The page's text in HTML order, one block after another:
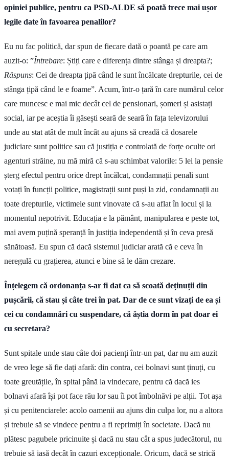
opiniei publice, pentru ca PSD-ALDE să poată trece mai ușor
legile date în favoarea penalilor?
Eu nu fac politică, dar spun de fiecare dată o poantă pe care am
auzit-o: ”Întrebare: Știți care e diferența dintre stânga și dreapta?;
Răspuns: Cei de dreapta țipă când le sunt încălcate drepturile, cei de
stânga țipă când le e foame”. Acum, într-o țară în care numărul celor
care muncesc e mai mic decât cel de pensionari, șomeri și asistați
social, iar pe aceștia îi găsești seară de seară în fața televizorului
unde au stat atât de mult încât au ajuns să creadă că dosarele
judiciare sunt politice sau că justiția e controlată de forțe oculte ori
agenturi străine, nu mă miră că s-au schimbat valorile: 5 lei la pensie
șterg efectul pentru orice drept încălcat, condamnații penali sunt
votați în funcții politice, magistrații sunt puși la zid, condamnații au
toate drepturile, victimele sunt vinovate că s-au aflat în locul și la
momentul nepotrivit. Educația e la pământ, manipularea e peste tot,
mai avem puțină speranță în justiția independentă și în ceva presă
sănătoasă. Eu spun că dacă sistemul judiciar arată că e ceva în
neregulă cu grațierea, atunci e bine să le dăm crezare.
Înțelegem că ordonanța s-ar fi dat ca să scoată deținuții din
pușcării, că stau și câte trei în pat. Dar de ce sunt vizați de ea și
cei cu condamnări cu suspendare, că ăștia dorm în pat doar ei
cu secretara?
Sunt spitale unde stau câte doi pacienți într-un pat, dar nu am auzit
de vreo lege să fie dați afară: din contra, cei bolnavi sunt ținuți, cu
toate greutățile, în spital până la vindecare, pentru că dacă ies
bolnavi afară își pot face rău lor sau îi pot îmbolnăvi pe alții. Tot așa
și cu penitenciarele: acolo oamenii au ajuns din culpa lor, nu a altora
și trebuie să se vindece pentru a fi reprimiți în societate. Dacă nu
plătesc pagubele pricinuite și dacă nu stau cât a spus judecătorul, nu
trebuie să iasă decât în cazuri excepționale. Oricum, dacă se strică